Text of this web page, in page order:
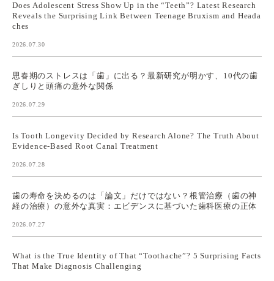
Does Adolescent Stress Show Up in the “Teeth”? Latest Research
Reveals the Surprising Link Between Teenage Bruxism and Heada
ches
2026.07.30
思春期のストレスは「歯」に出る？最新研究が明かす、10代の歯
ぎしりと頭痛の意外な関係
2026.07.29
Is Tooth Longevity Decided by Research Alone? The Truth About
Evidence-Based Root Canal Treatment
2026.07.28
歯の寿命を決めるのは「論文」だけではない？根管治療（歯の神
経の治療）の意外な真実：エビデンスに基づいた歯科医療の正体
2026.07.27
What is the True Identity of That “Toothache”? 5 Surprising Facts
That Make Diagnosis Challenging